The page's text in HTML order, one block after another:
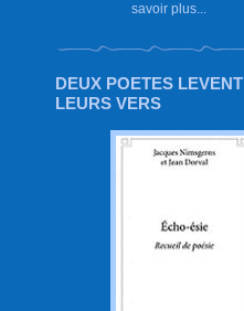
savoir plus...
DEUX POETES LEVENT
LEURS VERS